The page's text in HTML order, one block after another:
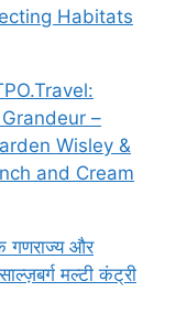
Habitats
–
Wisley &
and Cream
गणराज्य और
मल्टी कंट्री